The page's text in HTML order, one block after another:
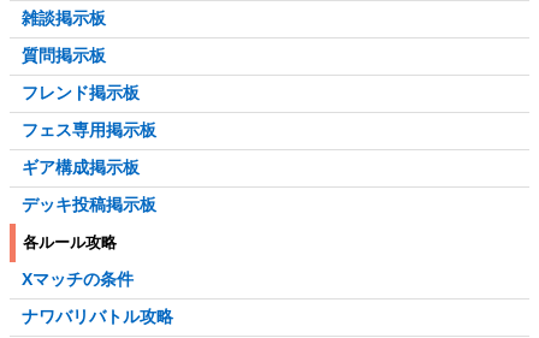
雑談掲示板
質問掲示板
フレンド掲示板
フェス専用掲示板
ギア構成掲示板
デッキ投稿掲示板
各ルール攻略
Xマッチの条件
ナワバリバトル攻略